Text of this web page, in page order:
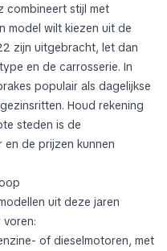
combineert stijl met
model wilt kiezen uit de
zijn uitgebracht, let dan
en de carrosserie. In
populair als dagelijkse
Houd rekening
steden is de
de prijzen kunnen
uit deze jaren
of dieselmotoren, met